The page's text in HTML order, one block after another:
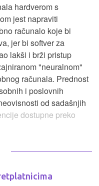
hardverom s
jest napraviti
računalo koje bi
jer bi softver za
lakši i brži pristup
"neuralnom"
računala. Prednost
i poslovnih
od sadašnjih
dostupne preko